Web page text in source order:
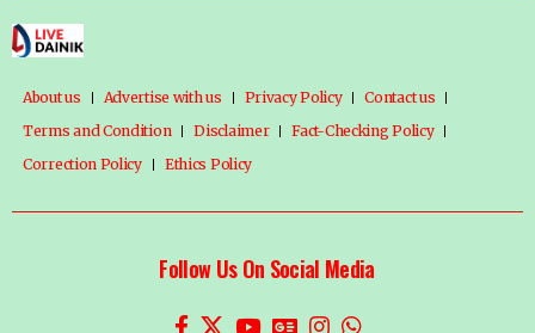
About us Advertise with us Privacy Policy
Contact us
Terms and Condition
Disclaimer
Fact-Checking Policy
Correction Policy
Ethics Policy
Follow Us On Social Media